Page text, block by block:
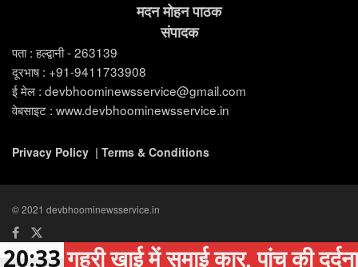
मदन मोहन पाठक
संपादक
पता : हल्द्वानी - 263139
दूरभाष : +91-9411733908
ई मेल : devbhoominewsservice@gmail.com
वेबसाइट : www.devbhoominewsservice.in
Privacy Policy | Terms & Conditions
© 2021 devbhoominewsservice.in
गहरी खाई में समाई कार, पांच की
20:33